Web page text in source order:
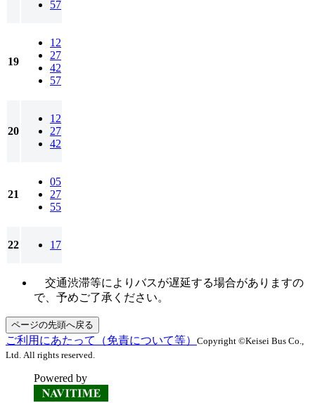
57
19
12
27
42
57
20
12
27
42
21
05
27
55
22 17
交通渋滞等によりバスが遅延する場合がありますの
で、予めご了承ください。
ページの先頭へ戻る
ご利用にあたって（免責について等） Copyright ©Keisei Bus Co.,
Ltd. All rights reserved.
Powered by